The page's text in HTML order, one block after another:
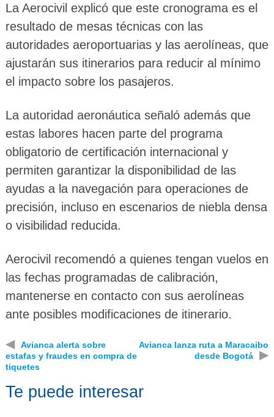
La Aerocivil explicó que este cronograma es el
resultado de mesas técnicas con las
autoridades aeroportuarias y las aerolíneas, que
ajustarán sus itinerarios para reducir al mínimo
el impacto sobre los pasajeros.
La autoridad aeronáutica señaló además que
estas labores hacen parte del programa
obligatorio de certificación internacional y
permiten garantizar la disponibilidad de las
ayudas a la navegación para operaciones de
precisión, incluso en escenarios de niebla densa
o visibilidad reducida.
Aerocivil recomendó a quienes tengan vuelos en
las fechas programadas de calibración,
mantenerse en contacto con sus aerolíneas
ante posibles modificaciones de itinerario.
◀
Avianca alerta sobre
estafas y fraudes en compra de
tiquetes
Avianca lanza ruta a Maracaibo
desde Bogotá
▶
Te puede interesar